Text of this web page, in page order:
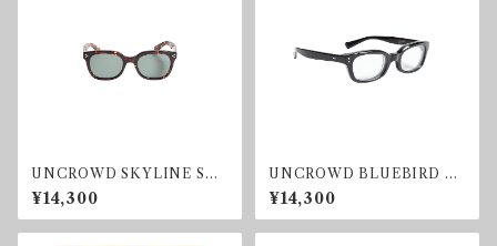
UNCROWD SKYLINE SU
NGLASS GREEN
¥14,300
UNCROWD BLUEBIRD SU
NGLASS CLEAR
¥14,300